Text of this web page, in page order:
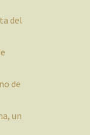
del
de
un